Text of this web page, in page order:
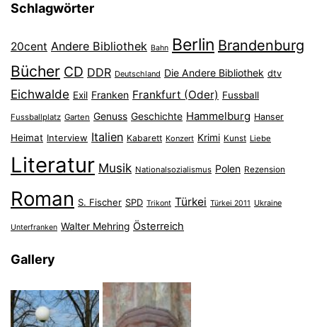
Schlagwörter
20cent Andere Bibliothek Bahn Berlin Brandenburg
Bücher CD DDR Deutschland Die Andere Bibliothek dtv
Eichwalde Exil Franken Frankfurt (Oder) Fussball
Fussballplatz Garten Genuss Geschichte Hammelburg Hanser
Heimat Interview Italien Kabarett Konzert Krimi Kunst Liebe
Literatur Musik Nationalsozialismus Polen Rezension
Roman S. Fischer SPD Trikont Türkei Türkei 2011 Ukraine
Unterfranken Walter Mehring Österreich
Gallery